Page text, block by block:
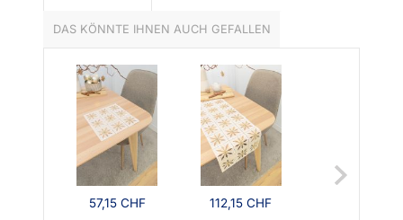
DAS KÖNNTE IHNEN AUCH GEFALLEN
57,15 CHF 112,15 CHF